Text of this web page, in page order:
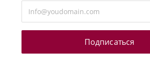
Подписаться